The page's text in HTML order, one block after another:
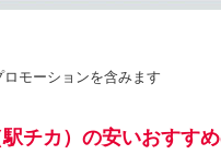
モーションを含みます
チカ）の安いおすす